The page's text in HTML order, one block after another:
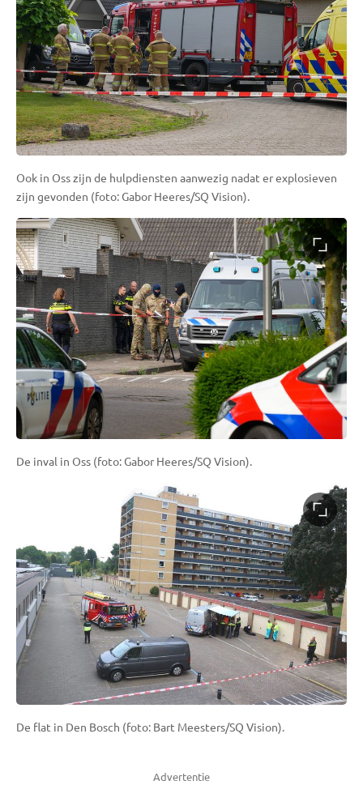
Ook in Oss zijn de hulpdiensten aanwezig nadat er explosieven
zijn gevonden (foto: Gabor Heeres/SQ Vision).
De inval in Oss (foto: Gabor Heeres/SQ Vision).
De flat in Den Bosch (foto: Bart Meesters/SQ Vision).
Advertentie